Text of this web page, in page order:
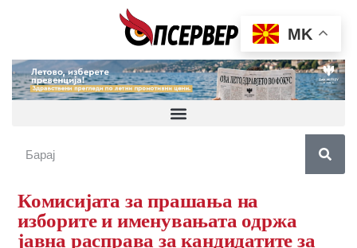
Комисијата за прашања на
изборите и именувањата одржа
јавна расправа за кандидатите за
MK